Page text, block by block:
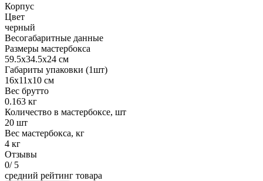
Корпус
Цвет
черный
Весогабаритные данные
Размеры мастербокса
59.5х34.5х24 см
Габариты упаковки (1шт)
16х11х10 см
Вес брутто
0.163 кг
Количество в мастербоксе, шт
20 шт
Вес мастербокса, кг
4 кг
Отзывы
0/ 5
средний рейтинг товара